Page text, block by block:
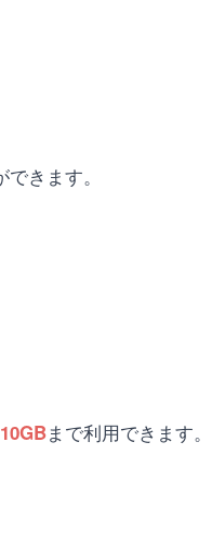
きます。
まで利用できます。